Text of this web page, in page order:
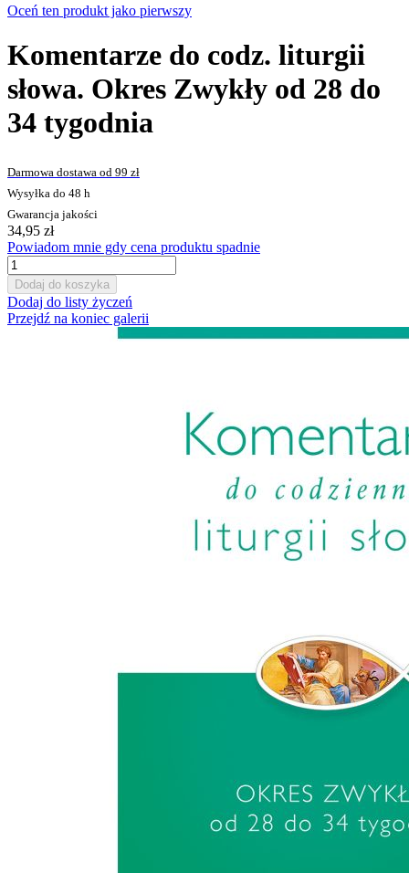
Oceń ten produkt jako pierwszy
Komentarze do codz. liturgii
słowa. Okres Zwykły od 28 do
34 tygodnia
Darmowa dostawa od 99 zł
Wysyłka do 48 h
Gwarancja jakości
34,95 zł
Powiadom mnie gdy cena produktu spadnie
Dodaj do koszyka
Dodaj do listy życzeń
Przejdź na koniec galerii